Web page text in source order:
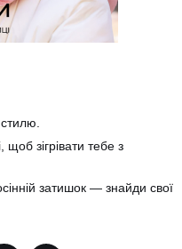
зігрівати тебе з
затишок — знайди свої